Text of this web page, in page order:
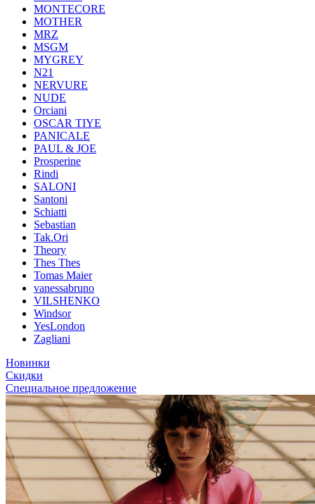
MONTECORE
MOTHER
MRZ
MSGM
MYGREY
N21
NERVURE
NUDE
Orciani
OSCAR TIYE
PANICALE
PAUL & JOE
Prosperine
Rindi
SALONI
Santoni
Schiatti
Sebastian
Tak.Ori
Theory
Thes Thes
Tomas Maier
vanessabruno
VILSHENKO
Windsor
YesLondon
Zagliani
Новинки
Скидки
Специальное предложение